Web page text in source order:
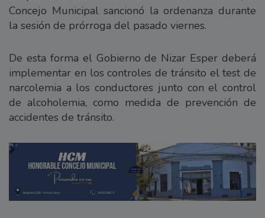
Concejo Municipal sancionó la ordenanza durante
la sesión de prórroga del pasado viernes.
De esta forma el Gobierno de Nizar Esper deberá
implementar en los controles de tránsito el test de
narcolemia a los conductores junto con el control
de alcoholemia, como medida de prevención de
accidentes de tránsito.